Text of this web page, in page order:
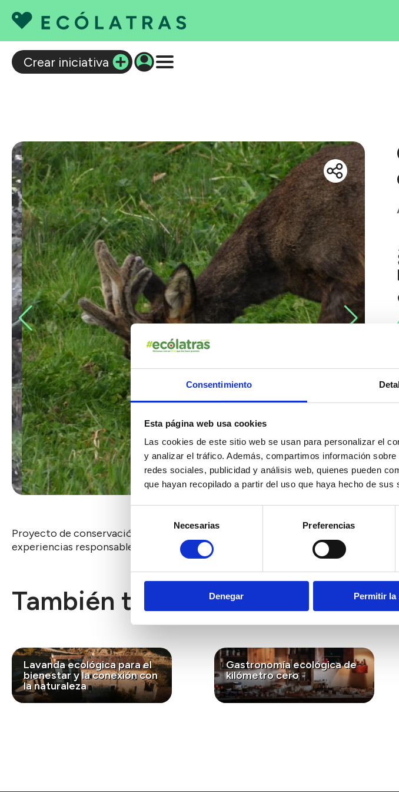
Consentimiento
Esta página web usa cookies
Las cookies de este sitio web se usan para personalizar el
y analizar el tráfico. Además, compartimos información
redes sociales, publicidad y análisis web, quienes pueden
que hayan recopilado a partir del uso que haya hecho de sus
consentimiento
Necesarias Preferencias
Denegar Permitir la
Crear iniciativa
Crea tu
Qué es
Proyecto de conservación y sensibilización ambiental centrado en la fauna
experiencias responsables en la naturaleza, se fomenta el respeto por los
También te puede interesar...
Lavanda ecológica para el
bienestar y la conexión con
la naturaleza
Gastronomía ecológica de
kilómetro cero